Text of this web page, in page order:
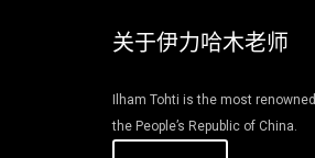
关于伊力哈木老师
Ilham Tohti is the most
the People’s Republic of China.